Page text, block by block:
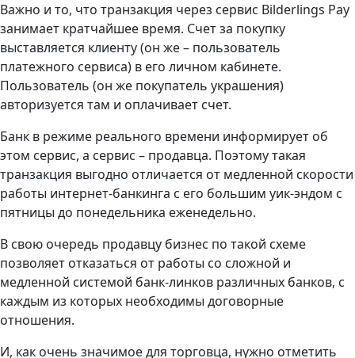
Важно и то, что транзакция через сервис Bilderlings Pay
занимает кратчайшее время. Счет за покупку
выставляется клиенту (он же – пользователь
платежного сервиса) в его личном кабинете.
Пользователь (он же покупатель украшения)
авторизуется там и оплачивает счет.
Банк в режиме реального времени информирует об
этом сервис, а сервис – продавца. Поэтому такая
транзакция выгодно отличается от медленной скорости
работы интернет-банкинга с его большим уик-эндом с
пятницы до понедельника еженедельно.
В свою очередь продавцу бизнес по такой схеме
позволяет отказаться от работы со сложной и
медленной системой банк-линков различных банков, с
каждым из которых необходимы договорные
отношения.
И, как очень значимое для торговца, нужно отметить